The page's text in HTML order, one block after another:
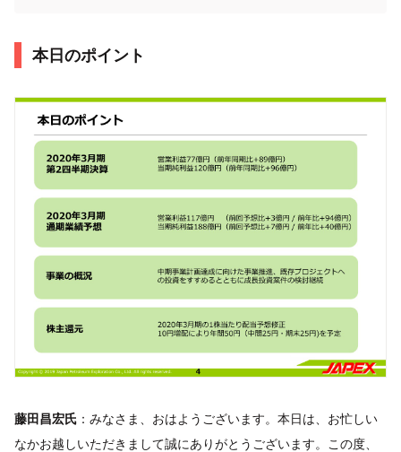
本日のポイント
藤田昌宏氏 ：みなさま、おはようございます。本日は、お忙しい
なかお越しいただきまして誠にありがとうございます。この度、